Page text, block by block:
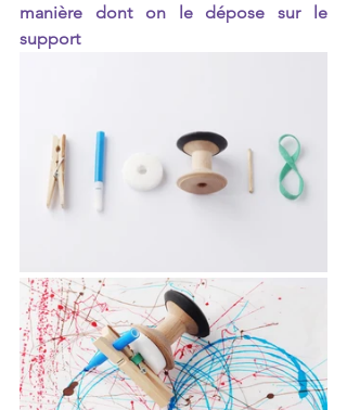
manière dont on le dépose sur le
support